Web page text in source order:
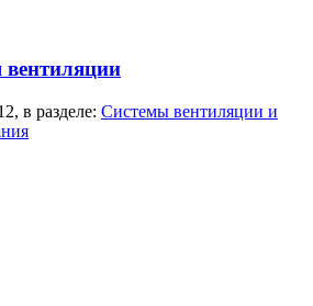
вентиляции
, в разделе: Системы вентиляции и